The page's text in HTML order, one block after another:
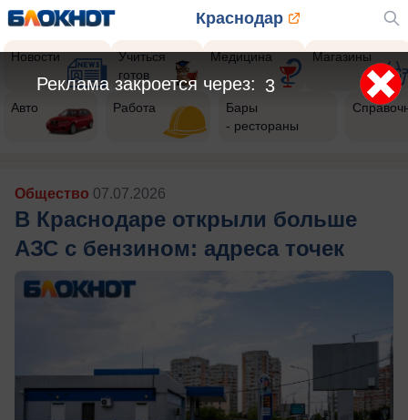
Краснодар
Новости
Учиться
готов
Медицина Магазины
Авто Работа
Бары
- рестораны
Общество 07.07.2026
В Краснодаре открыли больше
АЗС с бензином: адреса точек
1
Реклама закроется через: